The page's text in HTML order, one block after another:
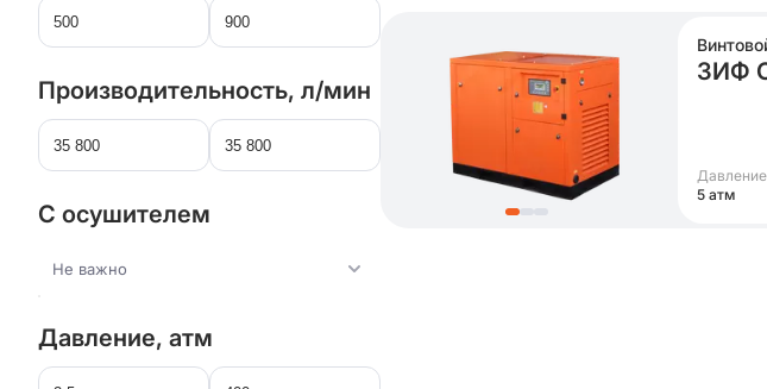
Производительность, л/мин
С осушителем
Не важно
Давление, атм
ЗИФ
Давление
5 атм